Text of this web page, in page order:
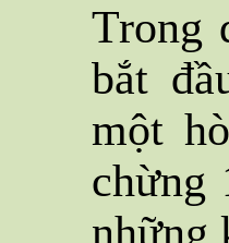
Trong
bắt
một
chừng
những